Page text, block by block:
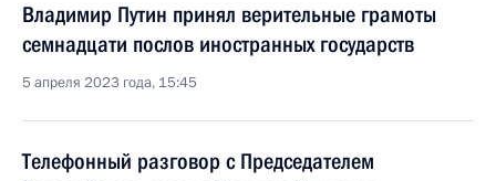
Владимир Путин принял верительные грамоты
семнадцати послов иностранных государств
5 апреля 2023 года, 15:45
Телефонный разговор с Председателем